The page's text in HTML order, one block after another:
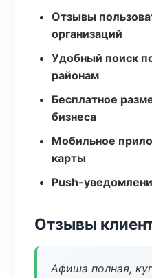
Отзывы
организаций
Удобный поиск
районам
Бесплатное
бизнеса
Мобильное
карты
Push-
Отзывы
Афиша полная,